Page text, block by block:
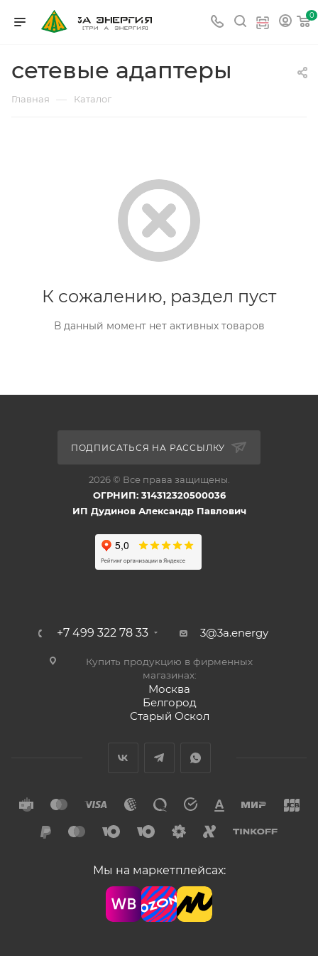
0
сетевые адаптеры
Главная — Каталог
К сожалению, раздел пуст
В данный момент нет активных товаров
ПОДПИСАТЬСЯ НА РАССЫЛКУ
2026 © Все права защищены.
ОГРНИП: 314312320500036
ИП Дудинов Александр Павлович
+7 499 322 78 33 3@3a.energy
Купить продукцию в фирменных
магазинах:
Москва
Белгород
Старый Оскол
Мы на маркетплейсах: